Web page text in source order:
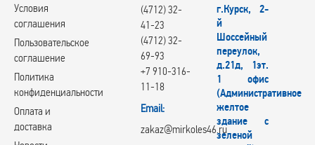
Условия
соглашения
Пользовательское
соглашение
Политика
конфиденциальности
Оплата и
доставка
(4712) 32-
41-23
(4712) 32-
69-93
+7 910-316-
11-18
Email:
zakaz@mirkoles46.ru
г.Курск, 2-
й
Шоссейный
переулок,
д.21д, 1эт.
1 офис
(Административное
желтое
здание с
зеленой